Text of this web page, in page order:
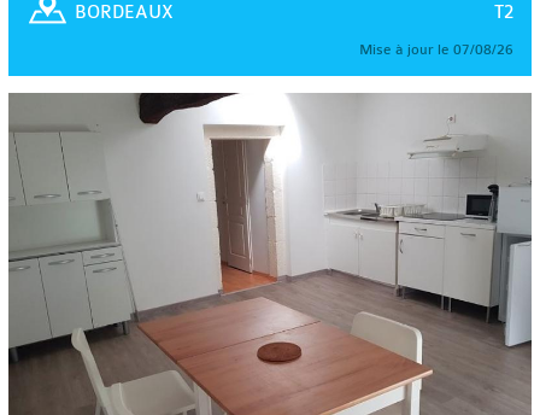
T2
BORDEAUX
Mise à jour le 07/08/26